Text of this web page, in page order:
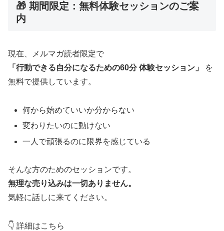
🎁 期間限定：無料体験セッションのご案
内
現在、メルマガ読者限定で
「行動できる自分になるための60分 体験セッション」
を
無料で提供しています。
何から始めていいか分からない
変わりたいのに動けない
一人で頑張るのに限界を感じている
そんな方のためのセッションです。
無理な売り込みは一切ありません。
気軽に話しに来てください。
👇 詳細はこちら